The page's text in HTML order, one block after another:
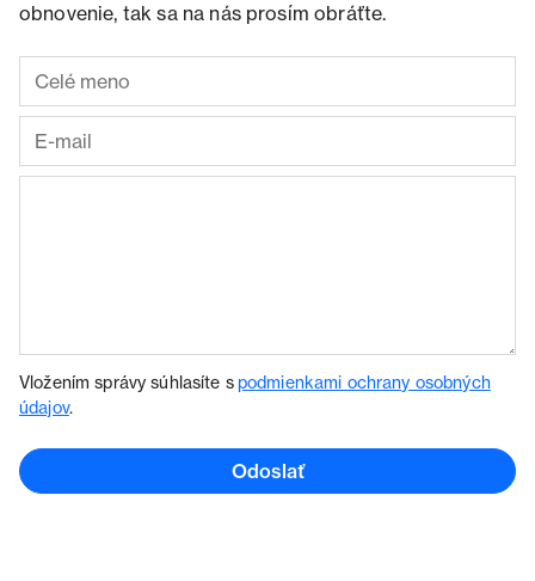
obnovenie, tak sa na nás prosím obráťte.
Vložením správy súhlasíte spodmienkami ochrany osobných
údajov.
Odoslať